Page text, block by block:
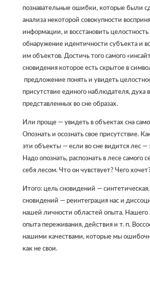
познавательные ошибки, которые были
анализа некоторой совокупности
информации, и восстановить целостность
обнаружение идентичности субъекта и
им объектов. Достичь того самого
сновидения которое есть скрытое в
предложение понять и увидеть
присутствие единого наблюдателя, духа
представленных во сне образах.
Или проще — увидеть в объектах сна
Опознать и осознать свое присутствие.
эти объекты — если во сне видится лес
Надо опознать, распознать в лесе самого
себя лесом. Что он чувствует? Чего
Итого: цель сновидений —
сновидений — реинтеграция нас и
нашей личности областей опыта. Нашего
опыта переживания, действия и т. п.
нашими качествами, которые мы
как не свои.